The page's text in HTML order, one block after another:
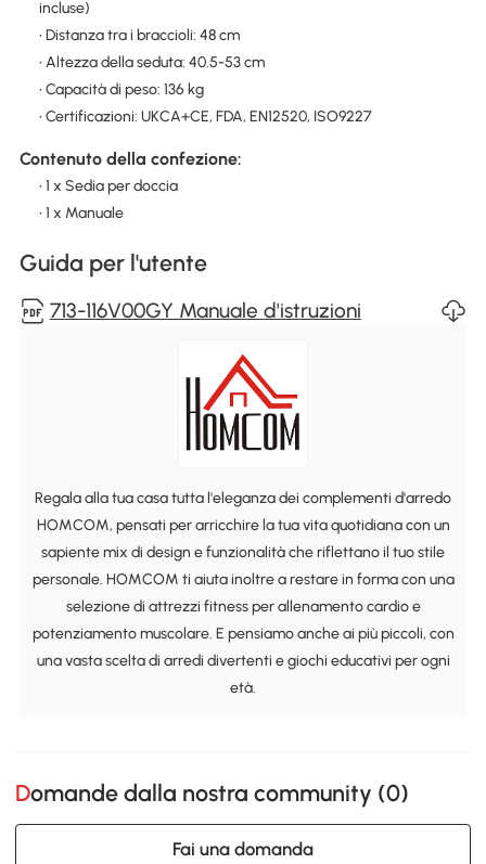
incluse)
• Distanza tra i braccioli: 48 cm
• Altezza della seduta: 40.5-53 cm
• Capacità di peso: 136 kg
• Certificazioni: UKCA+CE, FDA, EN12520, ISO9227
Contenuto della confezione:
• 1 x Sedia per doccia
• 1 x Manuale
Guida per l'utente
713-116V00GY Manuale d'istruzioni
Regala alla tua casa tutta l'eleganza dei complementi d'arredo
HOMCOM, pensati per arricchire la tua vita quotidiana con un
sapiente mix di design e funzionalità che riflettano il tuo stile
personale. HOMCOM ti aiuta inoltre a restare in forma con una
selezione di attrezzi fitness per allenamento cardio e
potenziamento muscolare. E pensiamo anche ai più piccoli, con
una vasta scelta di arredi divertenti e giochi educativi per ogni
età.
Domande dalla nostra community (0)
Fai una domanda